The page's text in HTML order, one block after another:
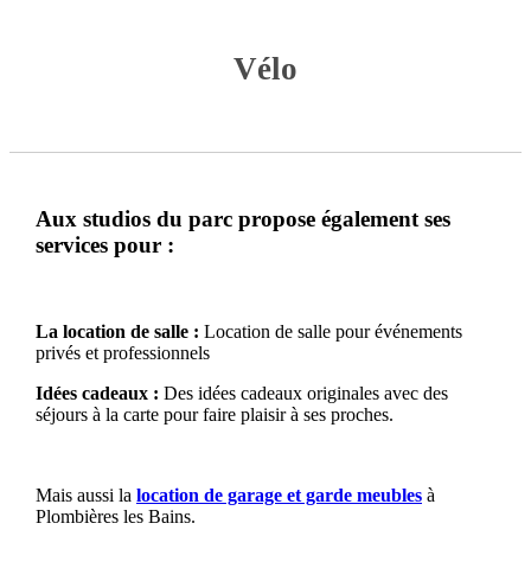
Vélo
Aux studios du parc propose également ses
services pour :
La location de salle : Location de salle pour événements
privés et professionnels
Idées cadeaux : Des idées cadeaux originales avec des
séjours à la carte pour faire plaisir à ses proches.
Mais aussi la location de garage et garde meubles à
Plombières les Bains.